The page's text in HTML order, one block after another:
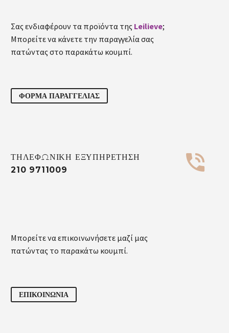
Σας ενδιαφέρουν τα προϊόντα της Leilieve;
Μπορείτε να κάνετε την παραγγελία σας
πατώντας στο παρακάτω κουμπί.
ΦΟΡΜΑ ΠΑΡΑΓΓΕΛΙΑΣ


ΤΗΛΕΦΩΝΙΚΗ ΕΞΥΠΗΡΕΤΗΣΗ
210 9711009
Μπορείτε να επικοινωνήσετε μαζί μας
πατώντας το παρακάτω κουμπί.
ΕΠΙΚΟΙΝΩΝΙΑ